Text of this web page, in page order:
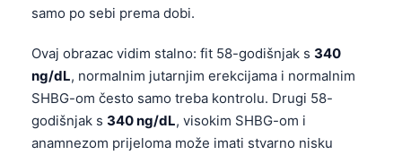
samo po sebi prema dobi.
Ovaj obrazac vidim stalno: fit 58-godišnjak s 340
ng/dL, normalnim jutarnjim erekcijama i normalnim
SHBG-om često samo treba kontrolu. Drugi 58-
godišnjak s 340 ng/dL, visokim SHBG-om i
anamnezom prijeloma može imati stvarno nisku